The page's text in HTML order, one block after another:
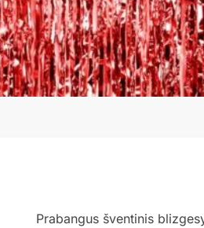
Prabangus šventinis